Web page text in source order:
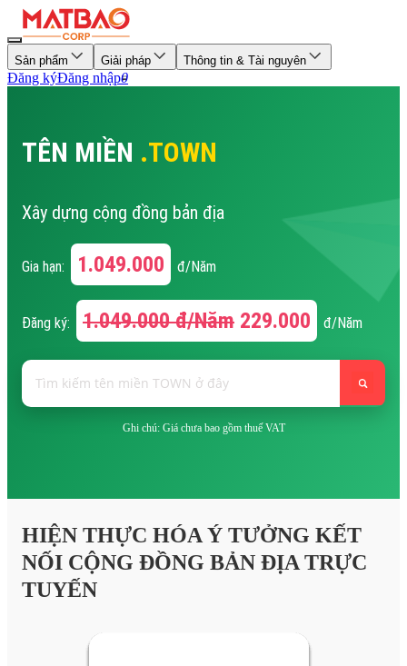
Sản phẩm Giải pháp Thông tin & Tài nguyên
Đăng kýĐăng nhập0
TÊN MIỀN .TOWN
Xây dựng cộng đồng bản địa
Gia hạn: 1.049.000 đ/Năm
Đăng ký: 1.049.000 đ/Năm 229.000 đ/Năm
Ghi chú: Giá chưa bao gồm thuế VAT
HIỆN THỰC HÓA Ý TƯỞNG KẾT
NỐI CỘNG ĐỒNG BẢN ĐỊA TRỰC
TUYẾN